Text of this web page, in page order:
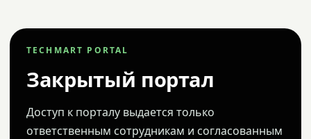
TECHMART PORTAL
Закрытый портал
Доступ к порталу выдается только
ответственным сотрудникам и согласованным